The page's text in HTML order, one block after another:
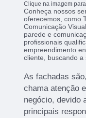
Clique na imagem
Conheça nossos
oferecemos, como
Comunicação
parede e
profissionais
empreendimento
cliente, buscando a
As fachadas
chama atenção
negócio, devido
principais